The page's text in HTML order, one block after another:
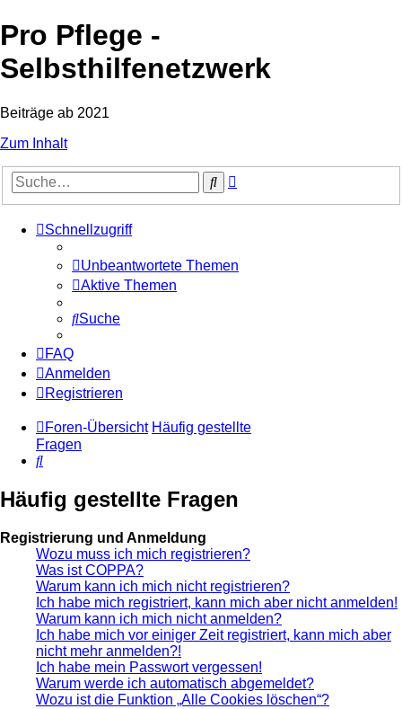
Pro Pflege -
Selbsthilfenetzwerk
Beiträge ab 2021
Zum Inhalt
Suche
Schnellzugriff
Unbeantwortete Themen
Aktive Themen
Suche
FAQ
Anmelden
Registrieren
Foren-Übersicht Häufig gestellte
Fragen
Suche
Häufig gestellte Fragen
Registrierung und Anmeldung
Wozu muss ich mich registrieren?
Was ist COPPA?
Warum kann ich mich nicht registrieren?
Ich habe mich registriert, kann mich aber nicht anmelden!
Warum kann ich mich nicht anmelden?
Ich habe mich vor einiger Zeit registriert, kann mich aber
nicht mehr anmelden?!
Ich habe mein Passwort vergessen!
Warum werde ich automatisch abgemeldet?
Wozu ist die Funktion „Alle Cookies löschen“?